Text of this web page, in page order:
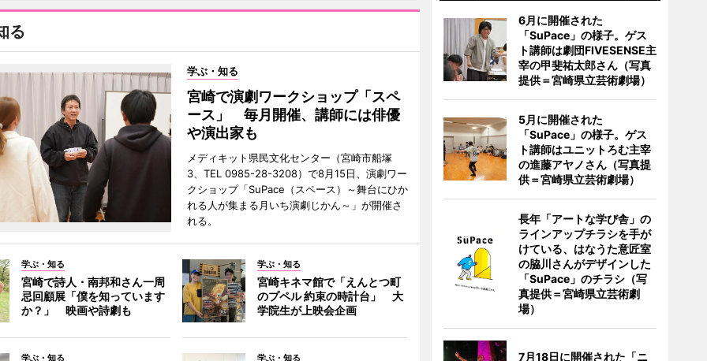
る
学ぶ・知る
宮崎で演劇ワークショップ「スペ
ース」 毎月開催、講師には俳優
や演出家も
メディキット県民文化センター（宮崎市船塚
3、TEL 0985-28-3208）で8月15日、演劇ワー
クショップ「SuPace（スペース）～舞台にひか
れる人が集まる月いち演劇じかん～」が開催さ
れる。
学ぶ・知る
宮崎で詩人・南邦和さん一周
忌回顧展「僕を知っています
か？」 映画や詩劇も
学ぶ・知る
宮崎キネマ館で「えんとつ町
のプペル 約束の時計台」 大
学院生が上映会企画
学ぶ・知る 学ぶ・知る
6月に開催された
「SuPace」の様子。ゲス
ト講師は劇団FIVESENSE主
宰の甲斐祐太郎さん（写真
提供＝宮崎県立芸術劇場）
5月に開催された
「SuPace」の様子。ゲス
ト講師はユニットろむ主宰
の進藤アヤノさん（写真提
供＝宮崎県立芸術劇場）
長年「アートな学び舎」の
ラインアップチラシを手が
けている、はなうた意匠室
の脇川さんがデザインした
「SuPace」のチラシ（写
真提供＝宮崎県立芸術劇
場）
7月18日に開催された「ニ